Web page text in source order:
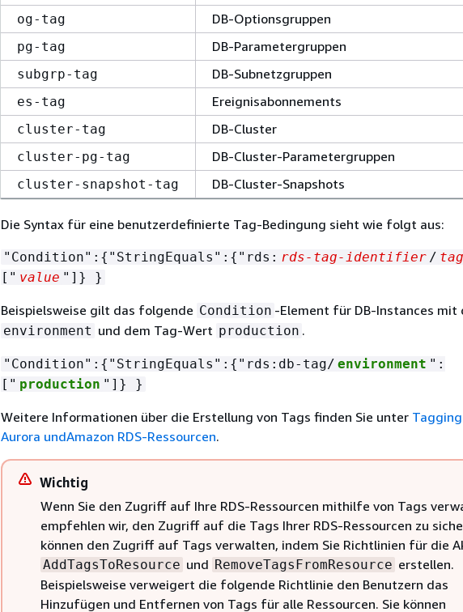
og-tag DB-Optionsgruppen
pg-tag DB-Parametergruppen
subgrp-tag DB-Subnetzgruppen
es-tag Ereignisabonnements
cluster-tag DB-Cluster
cluster-pg-tag DB-Cluster-Parametergruppen
cluster-snapshot-tag DB-Cluster-Snapshots
Die Syntax für eine benutzerdefinierte Tag-Bedingung sieht wie folgt aus:
"Condition": { "StringEquals": { "rds: rds-tag-identifier /
[" value "]} }
Beispielsweise gilt das folgende Condition -Element für DB-Instances mit
environment und dem Tag-Wert production .
"Condition": { "StringEquals": { "rds:db-tag/ environment ":
[" production "]} }
Weitere Informationen über die Erstellung von Tags finden Sie unter
Aurora undAmazon RDS-Ressourcen.
Wichtig
Wenn Sie den Zugriff auf Ihre RDS-Ressourcen mithilfe von Tags
empfehlen wir, den Zugriff auf die Tags Ihrer RDS-Ressourcen zu
können den Zugriff auf Tags verwalten, indem Sie Richtlinien für die
AddTagsToResource und RemoveTagsFromResource erstellen.
Beispielsweise verweigert die folgende Richtlinie den Benutzern das
Hinzufügen und Entfernen von Tags für alle Ressourcen. Sie können